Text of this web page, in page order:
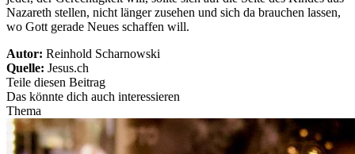
Nazareth stellen, nicht länger zusehen und sich da brauchen lassen,
wo Gott gerade Neues schaffen will.
Autor: Reinhold Scharnowski
Quelle: Jesus.ch
Teile diesen Beitrag
Das könnte dich auch interessieren
Thema